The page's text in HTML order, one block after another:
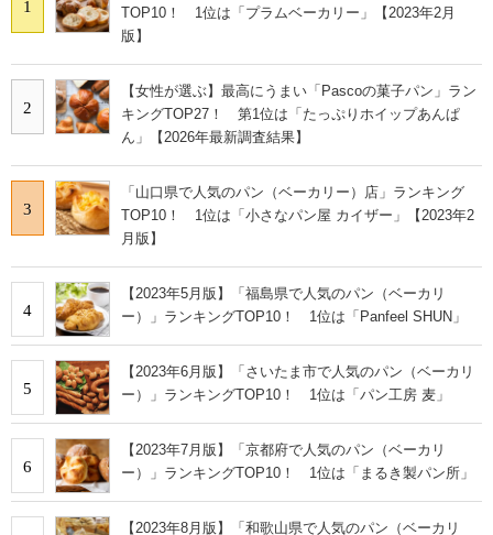
1
TOP10！ 1位は「プラムベーカリー」【2023年2月
版】
2
【女性が選ぶ】最高にうまい「Pascoの菓子パン」ラン
キングTOP27！ 第1位は「たっぷりホイップあんぱ
ん」【2026年最新調査結果】
3
「山口県で人気のパン（ベーカリー）店」ランキング
TOP10！ 1位は「小さなパン屋 カイザー」【2023年2
月版】
4
【2023年5月版】「福島県で人気のパン（ベーカリ
ー）」ランキングTOP10！ 1位は「Panfeel SHUN」
5
【2023年6月版】「さいたま市で人気のパン（ベーカリ
ー）」ランキングTOP10！ 1位は「パン工房 麦」
6
【2023年7月版】「京都府で人気のパン（ベーカリ
ー）」ランキングTOP10！ 1位は「まるき製パン所」
【2023年8月版】「和歌山県で人気のパン（ベーカリ